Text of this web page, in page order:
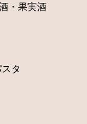
・果実酒
タ